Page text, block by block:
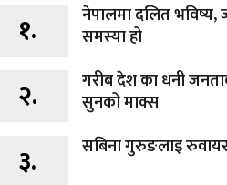
१.
नेपालमा दलित भविष्य,
समस्या हो
२.
गरीब देश का धनी
सुनको माक्स
३. सबिना गुरुङलाइ